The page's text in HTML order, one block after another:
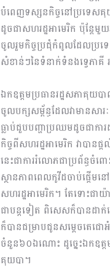
បំពេញទស្សនកិច្ចនៅប្រទេស
ដូចជាសហរដ្ឋអាមេរិក ប៉ុន្តែ
ចូលរួមកិច្ចប្រជុំកំពូលដែលប្
សំខាន់ៗនៃទំនាក់ទំនងទ្វេភាគី
ឯកឧត្តមប្រធានរដ្ឋសភាគុយ
ចូលបក្សសម្ព័ន្ធដែលវាមានស
ធ្លាប់ជួបបញ្ហាប្រឈមដូចជាការ
កិច្ចពីសហរដ្ឋអាមេរិក វាបា
នេះជាការរំលោភជាប្រព័ន្ធ
ស្ថានភាពពេលកូវីដចាប់ផ្ដើ
សហរដ្ឋអាមេរិក។ តែទោះជា
ជាបន្តទៀត ពិសេសក៏បានដាក់
ក៏បានជម្រាបជូនសម្ដេចតេជ
ចំនួន៦០ឯណោះ ដូច្នេះឯកឧត្ត
គុយបា។